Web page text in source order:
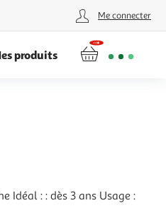
Me connecter
produits
Idéal : : dès 3 ans Usage :